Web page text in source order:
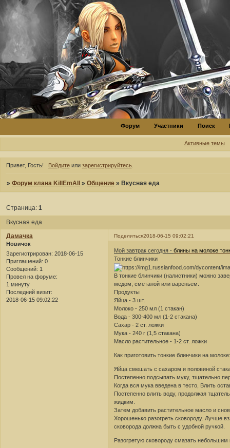
Форум Участники Поиск
Активные темы
Привет, Гость! Войдитеили зарегистрируйтесь.
»Форум клана KillEmAll »Общение »Вкусная еда
Вкусная еда
Страница:1
Поделиться2018-06-15 09:02:21
Дамачка
Новичок
Зарегистрирован: 2018-06-15
Приглашений: 0
Сообщений: 1
Провел на форуме:
1 минуту
Последний визит:
2018-06-15 09:02:22
Мой завтрак сегодня -блины на молоке
Тонкие блинчики
В тонкие блинчики (налистники) можно
медом, сметаной или вареньем.
Продукты
Яйца - 3 шт.
Молоко - 250 мл (1 стакан)
Вода - 300-400 мл (1-2 стакана)
Сахар - 2 ст. ложки
Мука - 240 г (1,5 стакана)
Масло растительное - 1-2 ст. ложки
Как приготовить тонкие блинчики на
Яйца смешать с сахаром и половиной
Постепенно подсыпать муку, тщательно
Когда вся мука введена в тесто, Влить
Постепенно влить воду, продолжая
жидким.
Затем добавить растительное масло и
Хорошенько разогреть сковороду. Лучше
сковорода должна быть с удобной ручкой.
Разогретую сковороду смазать